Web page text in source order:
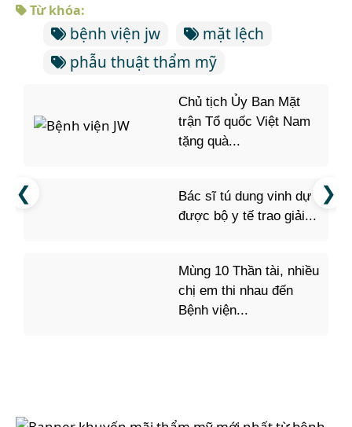
Từ khóa:
bệnh viện jw
mặt lệch
phẫu thuật thẩm mỹ
Chủ tịch Ủy Ban Mặt
trận Tổ quốc Việt Nam
tặng quà...
Bác sĩ tú dung vinh dự
được bộ y tế trao giải...
Mùng 10 Thần tài, nhiều
chị em thi nhau đến
Bệnh viện...